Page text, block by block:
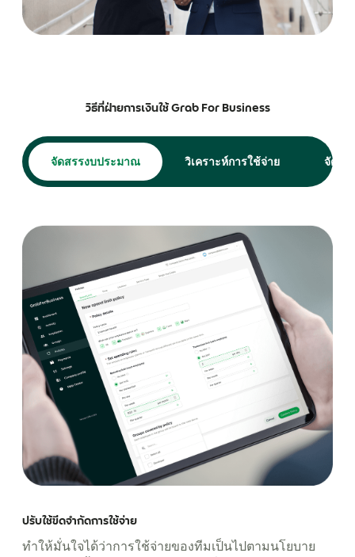
วิธีที่ฝ่ายการเงินใช้ Grab For Business
จัดสรรงบประมาณ วิเคราะห์การใช้จ่าย จัดหม
ปรับใช้ขีดจำกัดการใช้จ่าย
ทำให้มั่นใจได้ว่าการใช้จ่ายของทีมเป็นไปตามนโยบาย